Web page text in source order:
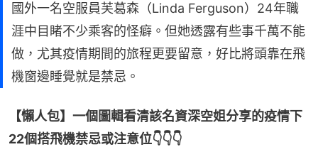
國外一名空服員芙葛森（Linda Ferguson）24年職
涯中目睹不少乘客的怪癖。但她透露有些事千萬不能
做，尤其疫情期間的旅程更要留意，好比將頭靠在飛
機窗邊睡覺就是禁忌。
【懶人包】一個圖輯看清該名資深空姐分享的疫情下
22個搭飛機禁忌或注意位👇👇👇